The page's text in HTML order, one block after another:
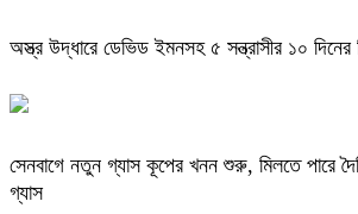
অস্ত্র উদ্ধারে ডেভিড ইমনসহ ৫ সন্ত্রাসীর ১০ দিনের
সেনবাগে নতুন গ্যাস কূপের খনন শুরু, মিলতে পারে
গ্যাস